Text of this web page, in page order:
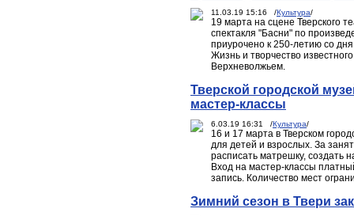
11.03.19 15:16 /Культура/
19 марта на сцене Тверского
спектакля "Басни" по
приурочено к 250-летию со
Жизнь и творчество
Верхневолжьем.
Тверской городской
мастер-классы
6.03.19 16:31 /Культура/
16 и 17 марта в Тверском
для детей и взрослых. За
расписать матрешку, создать
Вход на мастер-классы
запись. Количество мест
Зимний сезон в Твери